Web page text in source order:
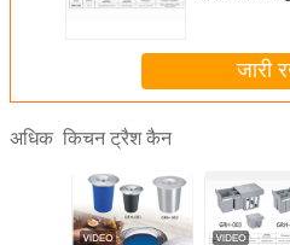
जारी
अधिक किचन ट्रैश कैन